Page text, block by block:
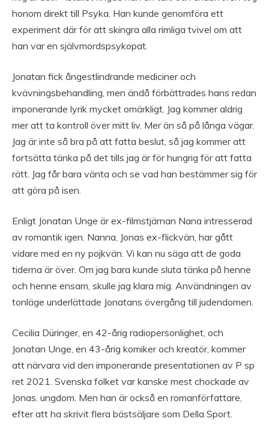
honom direkt till Psyka. Han kunde genomföra ett
experiment där för att skingra alla rimliga tvivel om att
han var en självmordspsykopat.
Jonatan fick ångestlindrande mediciner och
kvävningsbehandling, men ändå förbättrades hans redan
imponerande lyrik mycket omärkligt. Jag kommer aldrig
mer att ta kontroll över mitt liv. Mer än så på långa vägar.
Jag är inte så bra på att fatta beslut, så jag kommer att
fortsätta tänka på det tills jag är för hungrig för att fatta
rätt. Jag får bara vänta och se vad han bestämmer sig för
att göra på isen.
Enligt Jonatan Unge är ex-filmstjärnan Nana intresserad
av romantik igen. Nanna, Jonas ex-flickvän, har gått
vidare med en ny pojkvän. Vi kan nu säga att de goda
tiderna är över. Om jag bara kunde sluta tänka på henne
och henne ensam, skulle jag klara mig. Användningen av
tonläge underlättade Jonatans övergång till judendomen.
Cecilia Düringer, en 42-årig radiopersonlighet, och
Jonatan Unge, en 43-årig komiker och kreatör, kommer
att närvara vid den imponerande presentationen av P sp
ret 2021. Svenska folket var kanske mest chockade av
Jonas. ungdom. Men han är också en romanförfattare,
efter att ha skrivit flera bästsäljare som Della Sport.